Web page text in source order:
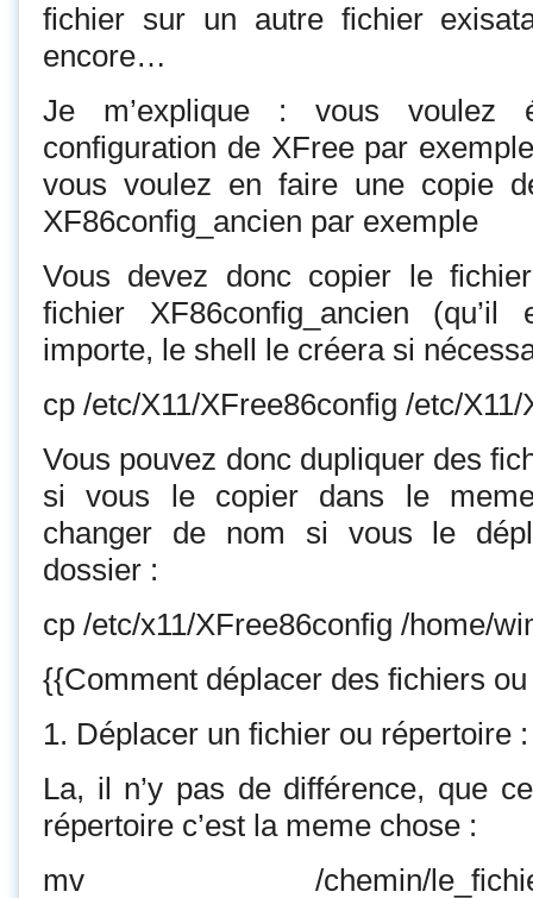
fichier sur un autre fichier
encore…
Je m’explique : vous voulez
configuration de XFree par
vous voulez en faire une copie
XF86config_ancien par exemple
Vous devez donc copier le
fichier XF86config_ancien
importe, le shell le créera si
cp /etc/X11/XFree86config /etc/
Vous pouvez donc dupliquer des
si vous le copier dans le
changer de nom si vous le
dossier :
cp /etc/x11/XFree86config /home/
{{Comment déplacer des fichiers
1. Déplacer un fichier ou répertoire :
La, il n’y pas de différence, que
répertoire c’est la meme chose :
mv /chemin/